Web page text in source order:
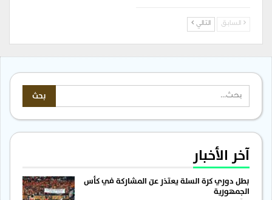
السابق التالي
آخر الأخبار
بطل دوري كرة السلة يعتذر عن المشاركة في كأس
الجمهورية